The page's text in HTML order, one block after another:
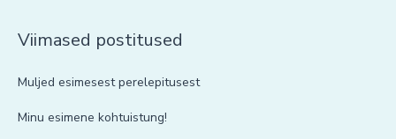
Viimased postitused
Muljed esimesest perelepitusest
Minu esimene kohtuistung!